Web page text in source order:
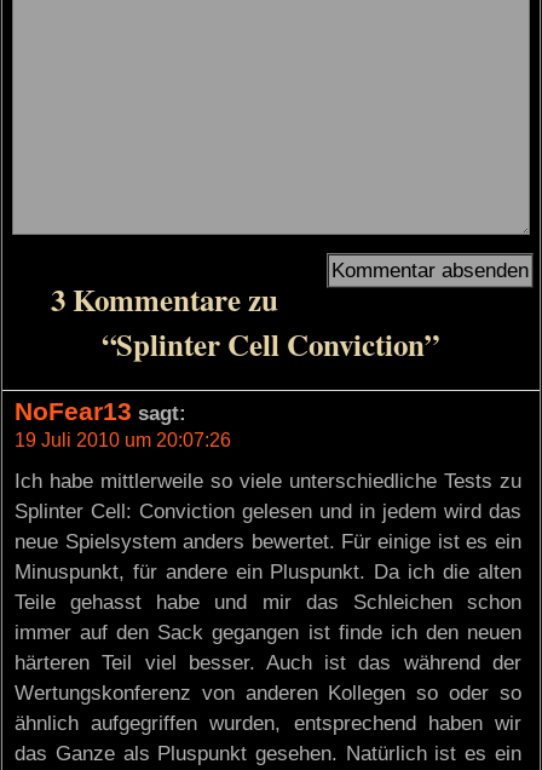
3 Kommentare zu
“Splinter Cell Conviction”
NoFear13 sagt:
19 Juli 2010 um 20:07:26
Ich habe mittlerweile so viele unterschiedliche Tests zu
Splinter Cell: Conviction gelesen und in jedem wird das
neue Spielsystem anders bewertet. Für einige ist es ein
Minuspunkt, für andere ein Pluspunkt. Da ich die alten
Teile gehasst habe und mir das Schleichen schon
immer auf den Sack gegangen ist finde ich den neuen
härteren Teil viel besser. Auch ist das während der
Wertungskonferenz von anderen Kollegen so oder so
ähnlich aufgegriffen wurden, entsprechend haben wir
das Ganze als Pluspunkt gesehen. Natürlich ist es ein